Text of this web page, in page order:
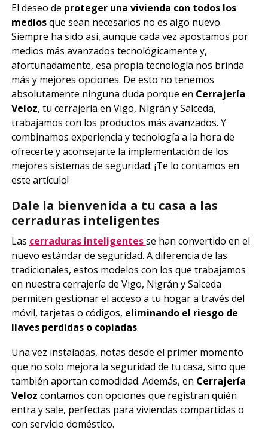
El deseo de proteger una vivienda con todos los
mediosque sean necesarios no es algo nuevo.
Siempre ha sido así, aunque cada vez apostamos por
medios más avanzados tecnológicamente y,
afortunadamente, esa propia tecnología nos brinda
más y mejores opciones. De esto no tenemos
absolutamente ninguna duda porque en Cerrajería
Veloz, tu cerrajería en Vigo, Nigrán y Salceda,
trabajamos con los productos más avanzados. Y
combinamos experiencia y tecnología a la hora de
ofrecerte y aconsejarte la implementación de los
mejores sistemas de seguridad. ¡Te lo contamos en
este artículo!
Dale la bienvenida a tu casa a las
cerraduras inteligentes
Las cerraduras inteligentesse han convertido en el
nuevo estándar de seguridad. A diferencia de las
tradicionales, estos modelos con los que trabajamos
en nuestra cerrajería de Vigo, Nigrán y Salceda
permiten gestionar el acceso a tu hogar a través del
móvil, tarjetas o códigos, eliminando el riesgo de
llaves perdidas o copiadas.
Una vez instaladas, notas desde el primer momento
que no solo mejora la seguridad de tu casa, sino que
también aportan comodidad. Además, en Cerrajería
Veloz contamos con opciones que registran quién
entra y sale, perfectas para viviendas compartidas o
con servicio doméstico.